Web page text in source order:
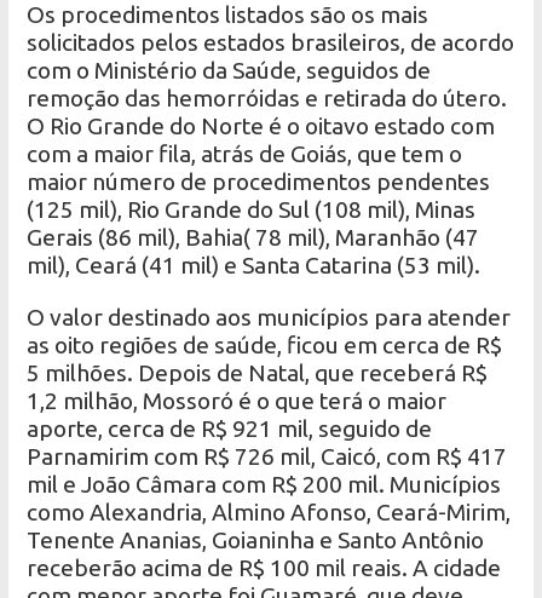
Os procedimentos listados são os mais
solicitados pelos estados brasileiros, de acordo
com o Ministério da Saúde, seguidos de
remoção das hemorróidas e retirada do útero.
O Rio Grande do Norte é o oitavo estado com
com a maior fila, atrás de Goiás, que tem o
maior número de procedimentos pendentes
(125 mil), Rio Grande do Sul (108 mil), Minas
Gerais (86 mil), Bahia( 78 mil), Maranhão (47
mil), Ceará (41 mil) e Santa Catarina (53 mil).
O valor destinado aos municípios para atender
as oito regiões de saúde, ficou em cerca de R$
5 milhões. Depois de Natal, que receberá R$
1,2 milhão, Mossoró é o que terá o maior
aporte, cerca de R$ 921 mil, seguido de
Parnamirim com R$ 726 mil, Caicó, com R$ 417
mil e João Câmara com R$ 200 mil. Municípios
como Alexandria, Almino Afonso, Ceará-Mirim,
Tenente Ananias, Goianinha e Santo Antônio
receberão acima de R$ 100 mil reais. A cidade